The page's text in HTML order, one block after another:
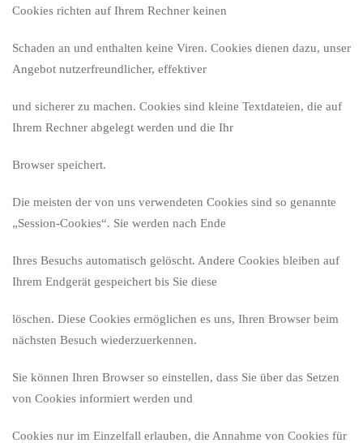
Cookies richten auf Ihrem Rechner keinen
Schaden an und enthalten keine Viren. Cookies dienen dazu, unser
Angebot nutzerfreundlicher, effektiver
und sicherer zu machen. Cookies sind kleine Textdateien, die auf
Ihrem Rechner abgelegt werden und die Ihr
Browser speichert.
Die meisten der von uns verwendeten Cookies sind so genannte
„Session-Cookies“. Sie werden nach Ende
Ihres Besuchs automatisch gelöscht. Andere Cookies bleiben auf
Ihrem Endgerät gespeichert bis Sie diese
löschen. Diese Cookies ermöglichen es uns, Ihren Browser beim
nächsten Besuch wiederzuerkennen.
Sie können Ihren Browser so einstellen, dass Sie über das Setzen
von Cookies informiert werden und
Cookies nur im Einzelfall erlauben, die Annahme von Cookies für